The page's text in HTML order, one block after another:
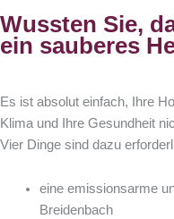
Wussten Sie,
ein sauberes
Es ist absolut einfach, Ihre
Klima und Ihre Gesundheit
Vier Dinge sind dazu
eine emissionsarme
Breidenbach